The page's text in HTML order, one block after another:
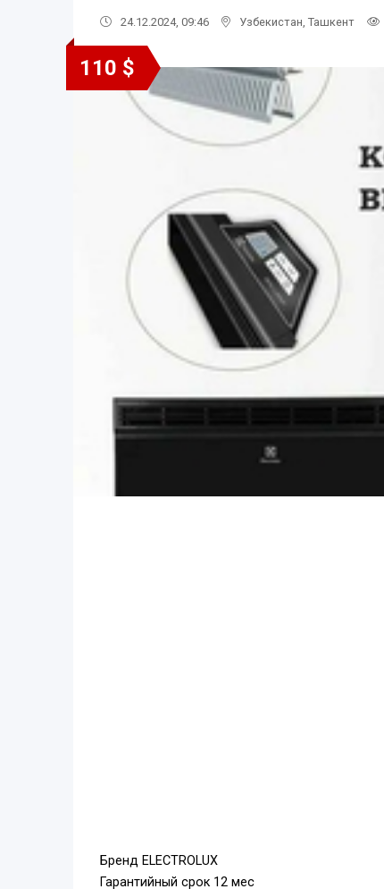
24.12.2024, 09:46 Узбекистан Ташкент
110 $
Бренд ELECTROLUX
Гарантийный срок 12 мес